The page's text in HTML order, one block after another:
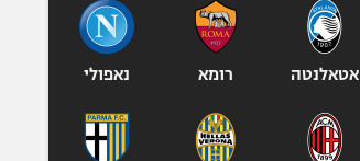
אופניים
ספורט מוטורי
פוטבול אמריקאי NFL
אטאלנטה רומא נאפולי